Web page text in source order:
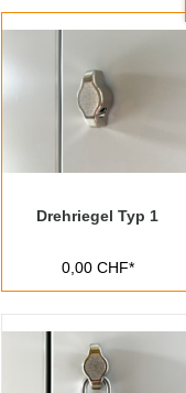
Drehriegel Typ 1
0,00 CHF*